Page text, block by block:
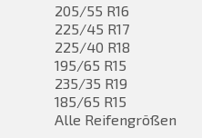
205/55 R16
225/45 R17
225/40 R18
195/65 R15
235/35 R19
185/65 R15
Alle Reifengrößen